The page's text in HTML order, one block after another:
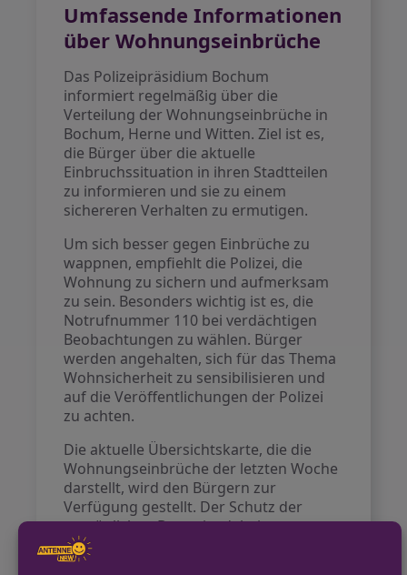
Umfassende Informationen
über Wohnungseinbrüche
Das Polizeipräsidium Bochum
informiert regelmäßig über die
Verteilung der Wohnungseinbrüche in
Bochum, Herne und Witten. Ziel ist es,
die Bürger über die aktuelle
Einbruchssituation in ihren Stadtteilen
zu informieren und sie zu einem
sichereren Verhalten zu ermutigen.
Um sich besser gegen Einbrüche zu
wappnen, empfiehlt die Polizei, die
Wohnung zu sichern und aufmerksam
zu sein. Besonders wichtig ist es, die
Notrufnummer 110 bei verdächtigen
Beobachtungen zu wählen. Bürger
werden angehalten, sich für das Thema
Wohnsicherheit zu sensibilisieren und
auf die Veröffentlichungen der Polizei
zu achten.
Die aktuelle Übersichtskarte, die die
Wohnungseinbrüche der letzten Woche
darstellt, wird den Bürgern zur
Verfügung gestellt. Der Schutz der
persönlichen Daten ist dabei
gewährleistet, weshalb keine genauen
Adressen der Einbruchsorte genannt